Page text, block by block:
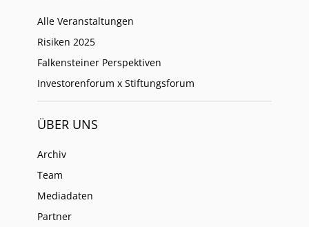
Alle Veranstaltungen
Risiken 2025
Falkensteiner Perspektiven
Investorenforum x Stiftungsforum
ÜBER UNS
Archiv
Team
Mediadaten
Partner